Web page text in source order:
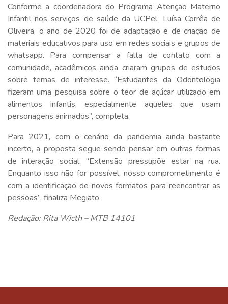
Conforme a coordenadora do Programa Atenção Materno
Infantil nos serviços de saúde da UCPel, Luísa Corrêa de
Oliveira, o ano de 2020 foi de adaptação e de criação de
materiais educativos para uso em redes sociais e grupos de
whatsapp. Para compensar a falta de contato com a
comunidade, acadêmicos ainda criaram grupos de estudos
sobre temas de interesse. “Estudantes da Odontologia
fizeram uma pesquisa sobre o teor de açúcar utilizado em
alimentos infantis, especialmente aqueles que usam
personagens animados”, completa.
Para 2021, com o cenário da pandemia ainda bastante
incerto, a proposta segue sendo pensar em outras formas
de interação social. “Extensão pressupõe estar na rua.
Enquanto isso não for possível, nosso comprometimento é
com a identificação de novos formatos para reencontrar as
pessoas”, finaliza Megiato.
Redação: Rita Wicth – MTB 14101